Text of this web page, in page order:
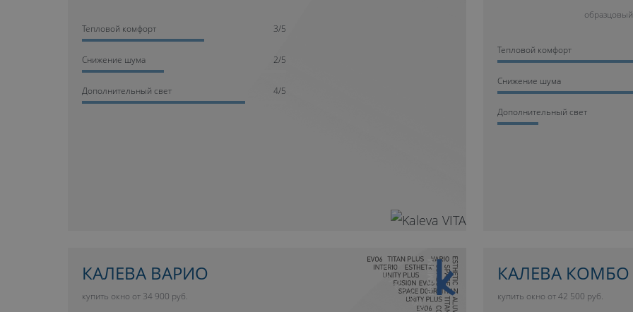
Тепловой комфорт 3/5
Cнижение шума 2/5
Дополнительный свет 4/5
Тепловой комфорт
Cнижение шума
Дополнительный свет
КАЛЕВА ВАРИО
купить окно от 34 900 руб.
КАЛЕВА
купить окно от 42 500 руб.